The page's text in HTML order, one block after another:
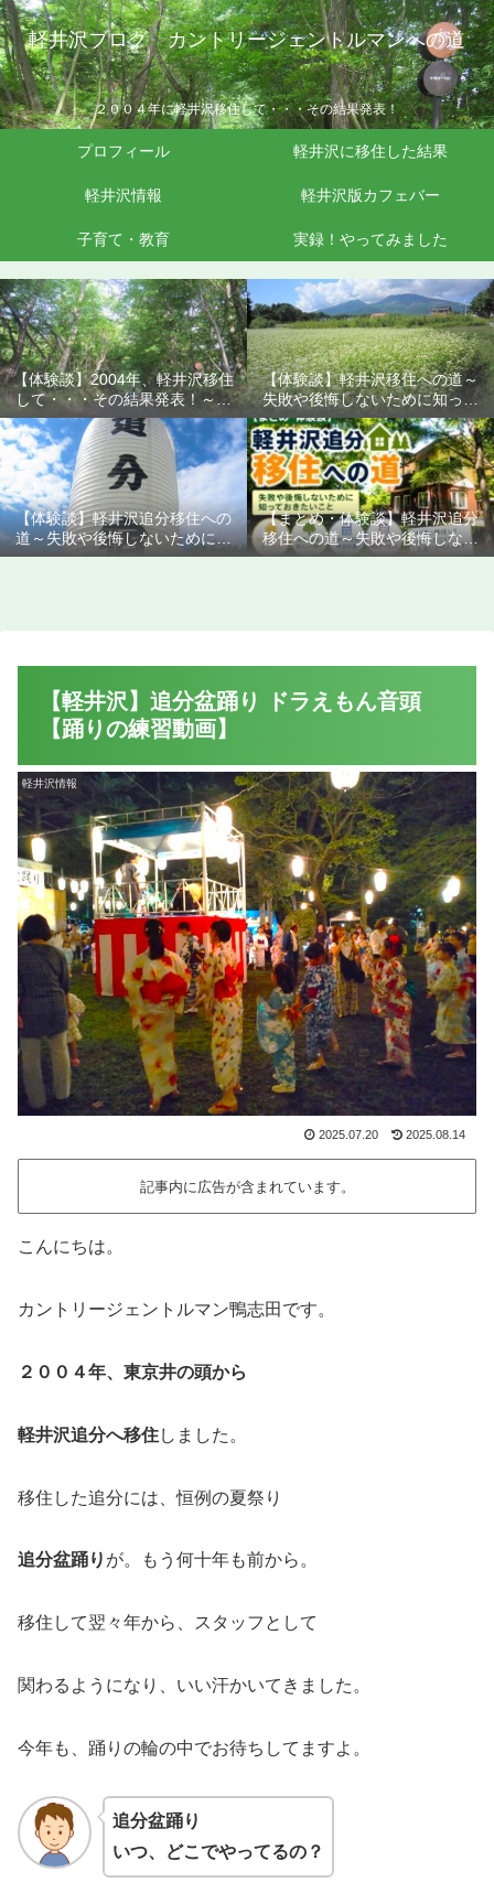
軽井沢ブログ カントリージェントルマンへの道
２００４年に軽井沢移住して・・・その結果発表！
プロフィール 軽井沢に移住した結果
軽井沢情報 軽井沢版カフェバー
子育て・教育 実録！やってみました
【体験談】2004年、軽井沢移住
して・・・その結果発表！～失
敗や後悔しないために知ってお
きたいこと
【体験談】軽井沢移住への道～
失敗や後悔しないために知って
おきたいこと
【体験談】軽井沢追分移住への
道～失敗や後悔しないために知
っておきたいこと
【まとめ・体験談】軽井沢追分
移住への道～失敗や後悔しない
ために知っておきたいこと
【軽井沢】追分盆踊り ドラえもん音頭
【踊りの練習動画】
軽井沢情報
2025.07.20 2025.08.14
記事内に広告が含まれています。
こんにちは。
カントリージェントルマン鴨志田です。
２００４年、東京井の頭から
軽井沢追分へ移住しました。
移住した追分には、恒例の夏祭り
追分盆踊り が。もう何十年も前から。
移住して翌々年から、スタッフとして
関わるようになり、いい汗かいてきました。
今年も、踊りの輪の中でお待ちしてますよ。
追分盆踊り
いつ、どこでやってるの？